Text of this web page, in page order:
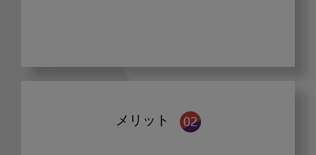
メリット